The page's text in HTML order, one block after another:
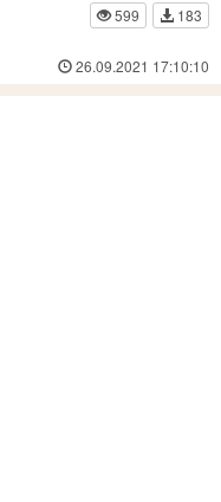
599
183
26.09.2021 17:10:10